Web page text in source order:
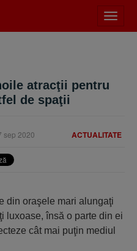
meniu
atracţii pentru
de spaţii
ACTUALITATE
sep 2020
din oraşele mari alungaţi
luxoase, însă o parte din ei
cât mai puţin mediul